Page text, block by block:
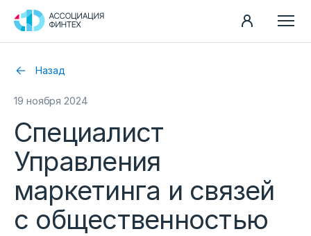
Направления
Карьера
Контакты
Документы
Назад
19 ноября 2024
Специалист
Управления
маркетинга и связей
с общественностью